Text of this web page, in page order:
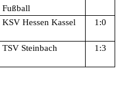
Fußball
KSV Hessen Kassel 1:0
TSV Steinbach 1:3